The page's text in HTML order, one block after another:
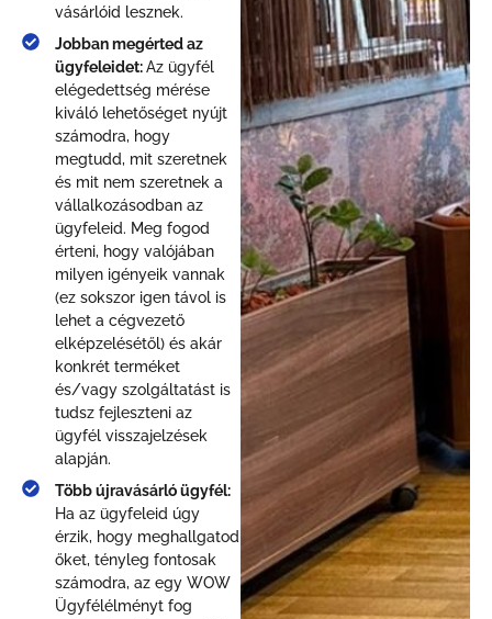
vásárlóid lesznek.
Jobban megérted az
ügyfeleidet:Az ügyfél
elégedettség mérése
kiváló lehetőséget nyújt
számodra, hogy
megtudd, mit szeretnek
és mit nem szeretnek a
vállalkozásodban az
ügyfeleid. Meg fogod
érteni, hogy valójában
milyen igényeik vannak
(ez sokszor igen távol is
lehet a cégvezető
elképzelésétől) és akár
konkrét terméket
és/vagy szolgáltatást is
tudsz fejleszteni az
ügyfél visszajelzések
alapján.
Több újravásárló ügyfél:
Ha az ügyfeleid úgy
érzik, hogy meghallgatod
őket, tényleg fontosak
számodra, az egy WOW
Ügyfélélményt fog